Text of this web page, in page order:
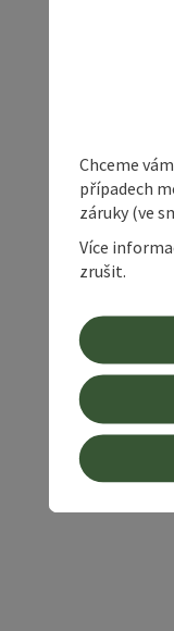
Chceme
případech
záruky (ve
Více
zrušit.